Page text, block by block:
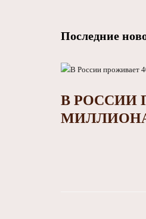
Последние
В РОССИИ